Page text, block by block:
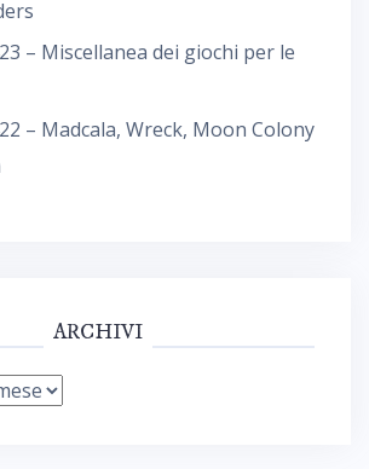
– Miscellanea dei giochi per le
– Madcala, Wreck, Moon Colony
ARCHIVI